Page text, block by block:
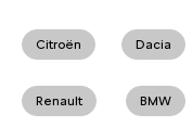
Citroën Dacia
Renault BMW